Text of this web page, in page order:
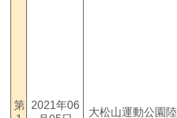
第
2021年06
大松山運動公園陸